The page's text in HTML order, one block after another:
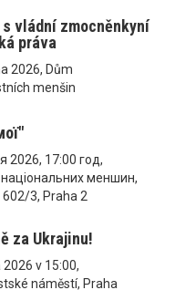
vládní zmocněnkyní
práva
2026, Dům
menšin
2026, 17:00 год,
меншин,
3, Praha 2
za Ukrajinu!
v 15:00,
náměstí, Praha